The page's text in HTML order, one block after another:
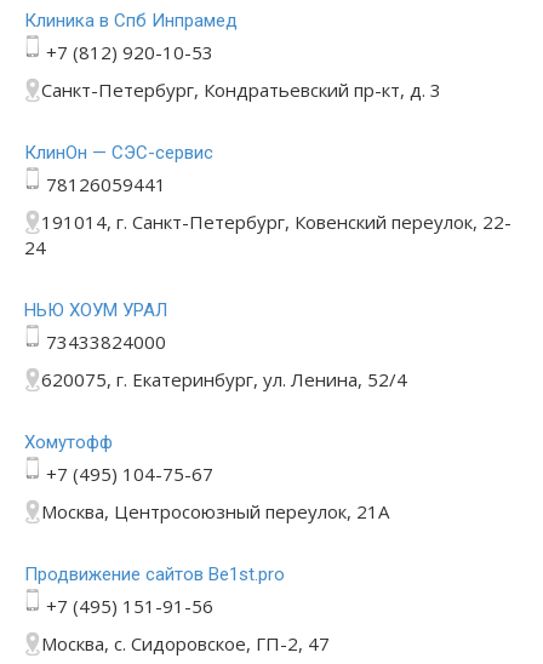
Клиника в Спб Инпрамед
+7 (812) 920-10-53
Санкт-Петербург, Кондратьевский пр-кт, д. 3
КлинОн — СЭС-сервис
78126059441
191014, г. Санкт-Петербург, Ковенский переулок, 22-
24
НЬЮ ХОУМ УРАЛ
73433824000
620075, г. Екатеринбург, ул. Ленина, 52/4
Хомутофф
+7 (495) 104-75-67
Москва, Центросоюзный переулок, 21А
Продвижение сайтов Be1st.pro
+7 (495) 151-91-56
Москва, с. Сидоровское, ГП-2, 47